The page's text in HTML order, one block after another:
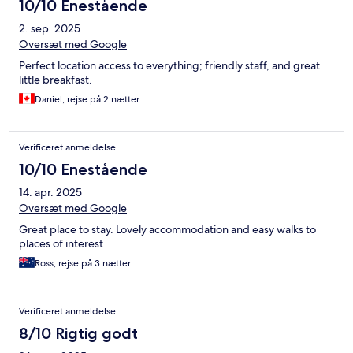
10/10 Enestående
2. sep. 2025
Oversæt med Google
Perfect location access to everything; friendly staff, and great
little breakfast.
Daniel, rejse på 2 nætter
Verificeret anmeldelse
10/10 Enestående
14. apr. 2025
Oversæt med Google
Great place to stay. Lovely accommodation and easy walks to
places of interest
Ross, rejse på 3 nætter
Verificeret anmeldelse
8/10 Rigtig godt